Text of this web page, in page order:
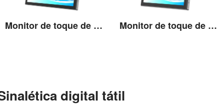
Monitor de toque de alto brilho de 18,5'' Monitor de toque de alto brilho de 19''
digital tátil